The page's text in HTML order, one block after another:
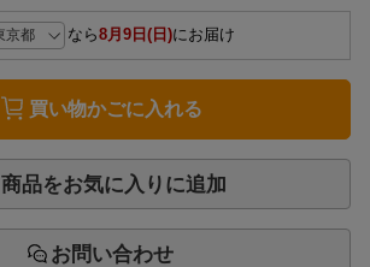
なら8月9日(日)にお届け
買い物かごに入れる
商品をお気に入りに追加
お問い合わせ